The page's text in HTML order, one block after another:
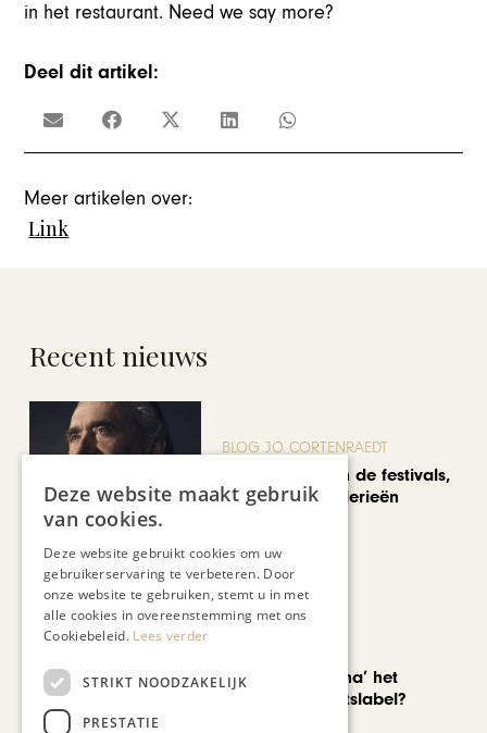
in het restaurant. Need we say more?
Deel dit artikel:
Meer artikelen over:
Link
Recent nieuws
BLOG JO CORTENRAEDT
We verzuipen in de festivals,
feesten en braderieën
Is ‘Made in China’ het
nieuwe kwaliteitslabel?
Deze website maakt gebruik
van cookies.
Deze website gebruikt cookies om uw
gebruikerservaring te verbeteren. Door
onze website te gebruiken, stemt u in met
alle cookies in overeenstemming met ons
Cookiebeleid. Lees verder
STRIKT NOODZAKELIJK
PRESTATIE